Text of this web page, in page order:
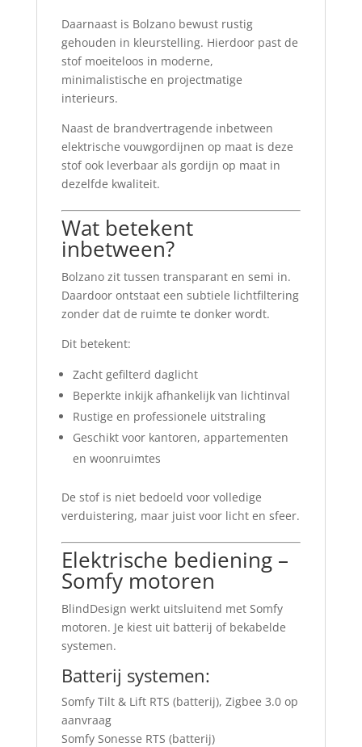
Daarnaast is Bolzano bewust rustig
gehouden in kleurstelling. Hierdoor past de
stof moeiteloos in moderne,
minimalistische en projectmatige
interieurs.
Naast de brandvertragende inbetween
elektrische vouwgordijnen op maat is deze
stof ook leverbaar als gordijn op maat in
dezelfde kwaliteit.
Wat betekent
inbetween?
Bolzano zit tussen transparant en semi in.
Daardoor ontstaat een subtiele lichtfiltering
zonder dat de ruimte te donker wordt.
Dit betekent:
Zacht gefilterd daglicht
Beperkte inkijk afhankelijk van lichtinval
Rustige en professionele uitstraling
Geschikt voor kantoren, appartementen
en woonruimtes
De stof is niet bedoeld voor volledige
verduistering, maar juist voor licht en sfeer.
Elektrische bediening –
Somfy motoren
BlindDesign werkt uitsluitend met Somfy
motoren. Je kiest uit batterij of bekabelde
systemen.
Batterij systemen:
Somfy Tilt & Lift RTS (batterij), Zigbee 3.0 op
aanvraag
Somfy Sonesse RTS (batterij)